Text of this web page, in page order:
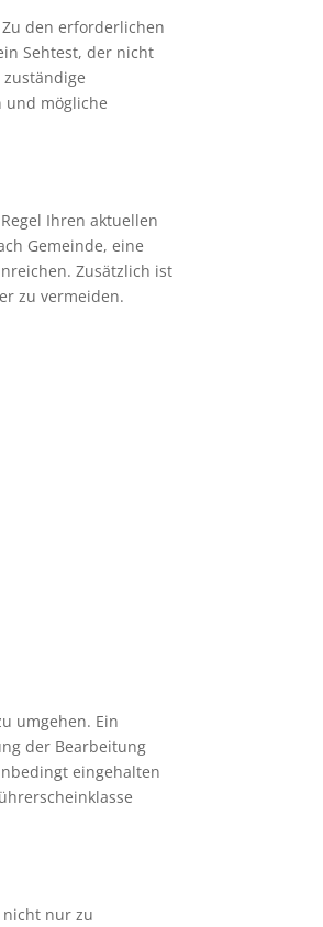
den erforderlichen
Sehtest, der nicht
und mögliche
Ihren aktuellen
Gemeinde, eine
Zusätzlich ist
zu vermeiden.
umgehen. Ein
der Bearbeitung
eingehalten
nicht nur zu